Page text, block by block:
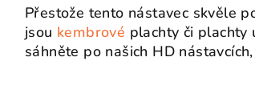
Přestože tento nástavec skvěle
jsou kembrové plachty či plachty
sáhněte po našich HD